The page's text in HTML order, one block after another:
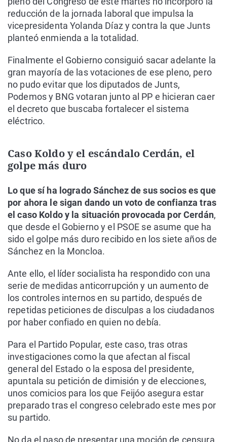
reducción de la jornada laboral que impulsa la
vicepresidenta Yolanda Díaz y contra la que Junts
planteó enmienda a la totalidad.
Finalmente el Gobierno consiguió sacar adelante la
gran mayoría de las votaciones de ese pleno, pero
no pudo evitar que los diputados de Junts,
Podemos y BNG votaran junto al PP e hicieran caer
el decreto que buscaba fortalecer el sistema
eléctrico.
Caso Koldo y el escándalo Cerdán, el
golpe más duro
Lo que sí ha logrado Sánchez de sus socios es que
por ahora le sigan dando un voto de confianza tras
el caso Koldo y la situación provocada por Cerdán,
que desde el Gobierno y el PSOE se asume que ha
sido el golpe más duro recibido en los siete años de
Sánchez en la Moncloa.
Ante ello, el líder socialista ha respondido con una
serie de medidas anticorrupción y un aumento de
los controles internos en su partido, después de
repetidas peticiones de disculpas a los ciudadanos
por haber confiado en quien no debía.
Para el Partido Popular, este caso, tras otras
investigaciones como la que afectan al fiscal
general del Estado o la esposa del presidente,
apuntala su petición de dimisión y de elecciones,
unos comicios para los que Feijóo asegura estar
preparado tras el congreso celebrado este mes por
su partido.
No da el paso de presentar una moción de censura